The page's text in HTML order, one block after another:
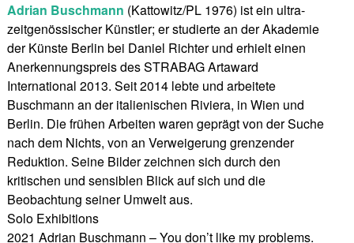
Adrian Buschmann (Kattowitz/PL 1976) ist ein ultra-
zeitgenössischer Künstler; er studierte an der Akademie
der Künste Berlin bei Daniel Richter und erhielt einen
Anerkennungspreis des STRABAG Artaward
International 2013. Seit 2014 lebte und arbeitete
Buschmann an der italienischen Riviera, in Wien und
Berlin. Die frühen Arbeiten waren geprägt von der Suche
nach dem Nichts, von an Verweigerung grenzender
Reduktion. Seine Bilder zeichnen sich durch den
kritischen und sensiblen Blick auf sich und die
Beobachtung seiner Umwelt aus.
Solo Exhibitions
2021 Adrian Buschmann – You don’t like my problems.